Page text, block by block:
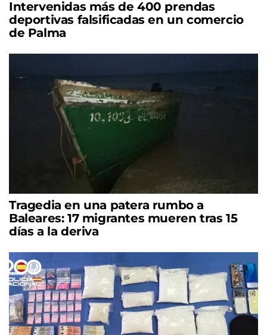
Intervenidas más de 400 prendas
deportivas falsificadas en un comercio
de Palma
Tragedia en una patera rumbo a
Baleares: 17 migrantes mueren tras 15
días a la deriva